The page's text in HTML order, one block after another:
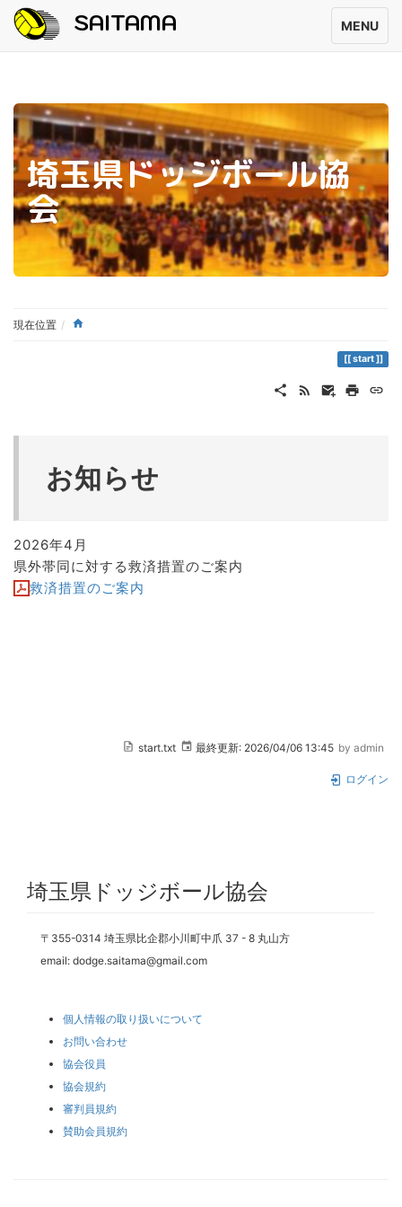
MENU
SAITAMA
埼玉県ドッジボール協
会
現在位置
start
お知らせ
2026年4月
県外帯同に対する救済措置のご案内
救済措置のご案内
start.txt 最終更新: 2026/04/06 13:45 by admin
ログイン
埼玉県ドッジボール協会
〒355-0314 埼玉県比企郡小川町中爪 37 - 8 丸山方
email: dodge.saitama@gmail.com
個人情報の取り扱いについて
お問い合わせ
協会役員
協会規約
審判員規約
賛助会員規約